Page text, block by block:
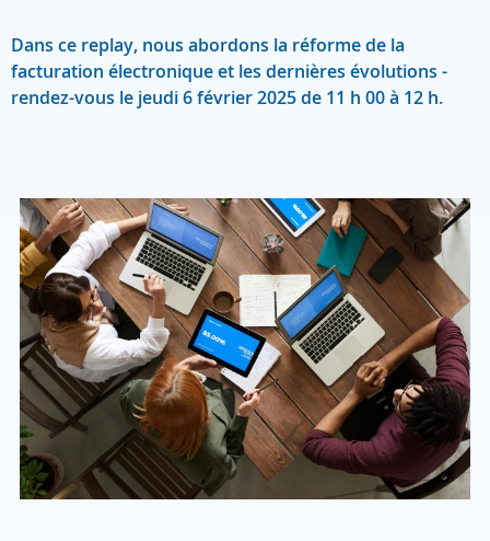
Dans ce replay, nous abordons la réforme de la
facturation électronique et les dernières évolutions -
rendez-vous le jeudi 6 février 2025 de 11 h 00 à 12 h.